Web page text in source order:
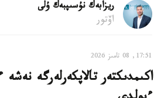
ريزابەك نۇسىپبەك ۇلى
اۆتور
17:51, 08 تامىز 2026
اكىمدىكتەر تالاپكەرلەرگە نەشە